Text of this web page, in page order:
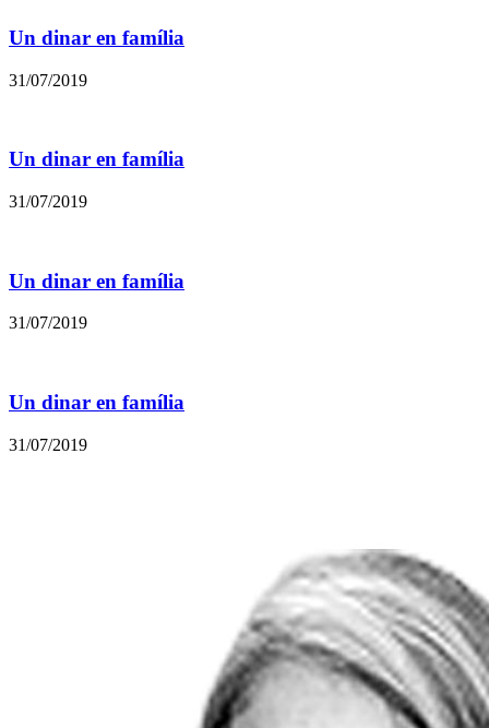
Un dinar en família
31/07/2019
Un dinar en família
31/07/2019
Un dinar en família
31/07/2019
Un dinar en família
31/07/2019